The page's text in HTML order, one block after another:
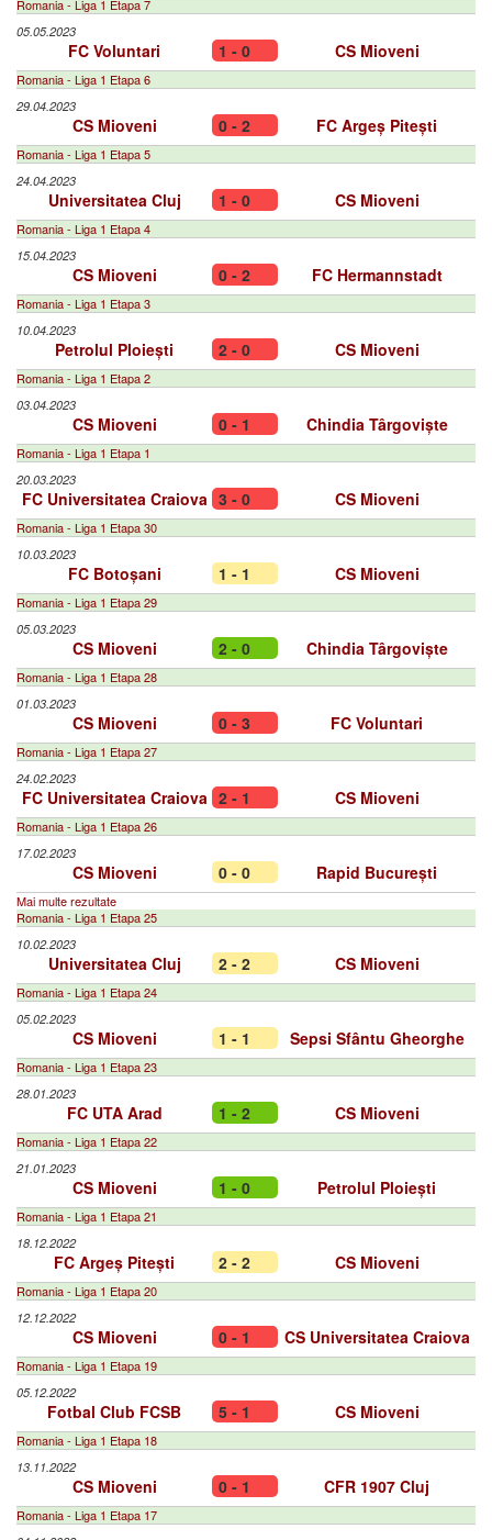
Romania - Liga 1 Etapa 7
05.05.2023
FC Voluntari 1 - 0 CS Mioveni
Romania - Liga 1 Etapa 6
29.04.2023
CS Mioveni 0 - 2 FC Argeș Pitești
Romania - Liga 1 Etapa 5
24.04.2023
Universitatea Cluj 1 - 0 CS Mioveni
Romania - Liga 1 Etapa 4
15.04.2023
CS Mioveni 0 - 2 FC Hermannstadt
Romania - Liga 1 Etapa 3
10.04.2023
Petrolul Ploiești 2 - 0 CS Mioveni
Romania - Liga 1 Etapa 2
03.04.2023
CS Mioveni 0 - 1 Chindia Târgoviște
Romania - Liga 1 Etapa 1
20.03.2023
FC Universitatea Craiova 3 - 0 CS Mioveni
Romania - Liga 1 Etapa 30
10.03.2023
FC Botoșani 1 - 1 CS Mioveni
Romania - Liga 1 Etapa 29
05.03.2023
CS Mioveni 2 - 0 Chindia Târgoviște
Romania - Liga 1 Etapa 28
01.03.2023
CS Mioveni 0 - 3 FC Voluntari
Romania - Liga 1 Etapa 27
24.02.2023
FC Universitatea Craiova 2 - 1 CS Mioveni
Romania - Liga 1 Etapa 26
17.02.2023
CS Mioveni 0 - 0 Rapid București
Mai multe rezultate
Romania - Liga 1 Etapa 25
10.02.2023
Universitatea Cluj 2 - 2 CS Mioveni
Romania - Liga 1 Etapa 24
05.02.2023
CS Mioveni 1 - 1 Sepsi Sfântu Gheorghe
Romania - Liga 1 Etapa 23
28.01.2023
FC UTA Arad 1 - 2 CS Mioveni
Romania - Liga 1 Etapa 22
21.01.2023
CS Mioveni 1 - 0 Petrolul Ploiești
Romania - Liga 1 Etapa 21
18.12.2022
FC Argeș Pitești 2 - 2 CS Mioveni
Romania - Liga 1 Etapa 20
12.12.2022
CS Mioveni 0 - 1 CS Universitatea Craiova
Romania - Liga 1 Etapa 19
05.12.2022
Fotbal Club FCSB 5 - 1 CS Mioveni
Romania - Liga 1 Etapa 18
13.11.2022
CS Mioveni 0 - 1 CFR 1907 Cluj
Romania - Liga 1 Etapa 17